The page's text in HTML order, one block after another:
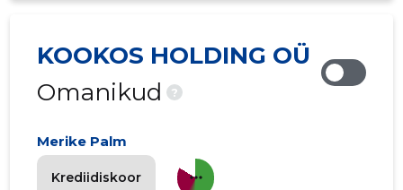
KOOKOS HOLDING OÜ
Omanikud
?
Krediidiskoor
Merike Palm
more_horiz